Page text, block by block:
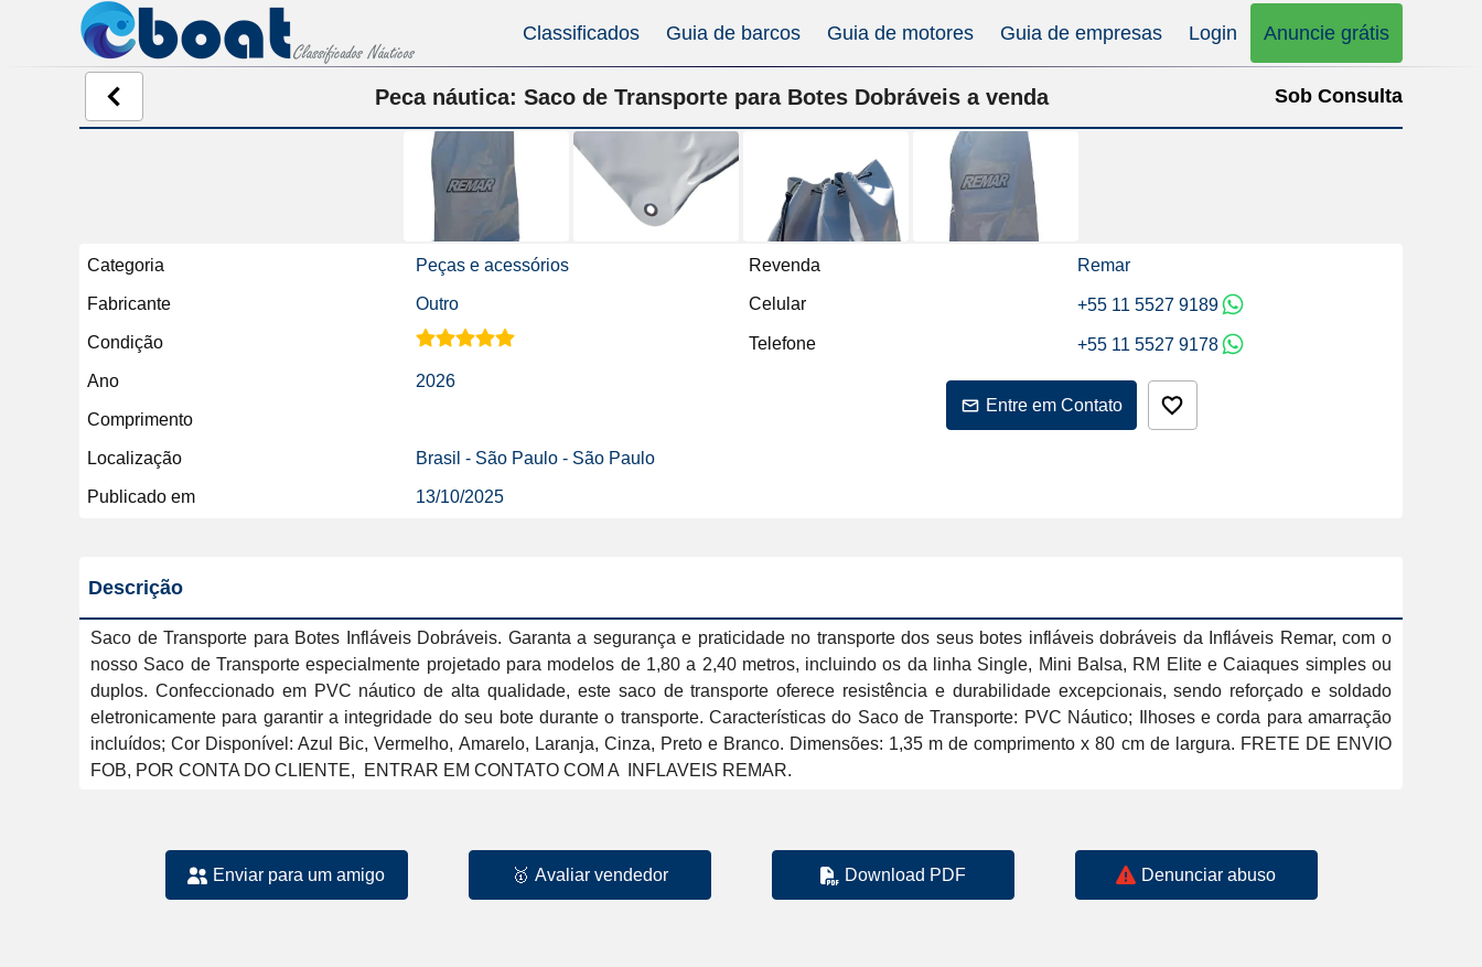
Classificados Guia de barcos Guia de motores Guia de empresas Login Anuncie grátis
Peca náutica: Saco de Transporte para Botes Dobráveis a venda Sob Consulta
Categoria Peças e acessórios
Fabricante Outro
Condição
Ano 2026
Comprimento
Localização Brasil - São Paulo - São Paulo
Publicado em 13/10/2025
Revenda Remar
Celular +55 11 5527 9189
Telefone +55 11 5527 9178
Entre em Contato
Descrição
Saco de Transporte para Botes Infláveis Dobráveis. Garanta a segurança e praticidade no transporte dos seus botes infláveis dobráveis da Infláveis Remar, com o
nosso Saco de Transporte especialmente projetado para modelos de 1,80 a 2,40 metros, incluindo os da linha Single, Mini Balsa, RM Elite e Caiaques simples ou
duplos. Confeccionado em PVC náutico de alta qualidade, este saco de transporte oferece resistência e durabilidade excepcionais, sendo reforçado e soldado
eletronicamente para garantir a integridade do seu bote durante o transporte. Características do Saco de Transporte: PVC Náutico; Ilhoses e corda para amarração
incluídos; Cor Disponível: Azul Bic, Vermelho, Amarelo, Laranja, Cinza, Preto e Branco. Dimensões: 1,35 m de comprimento x 80 cm de largura. FRETE DE ENVIO
Enviar para um amigo 🥇 Avaliar vendedor Download PDF Denunciar abuso